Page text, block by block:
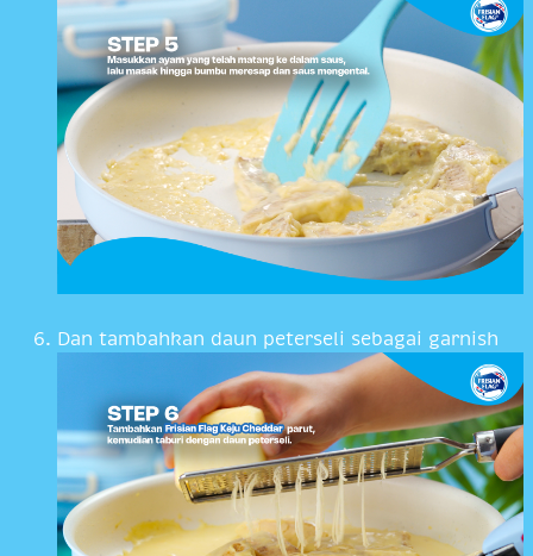
Dan tambahkan daun peterseli sebagai garnish